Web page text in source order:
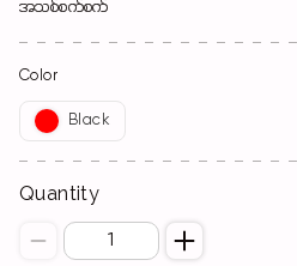
အသစ်စက်စက်
Color
Black
Quantity